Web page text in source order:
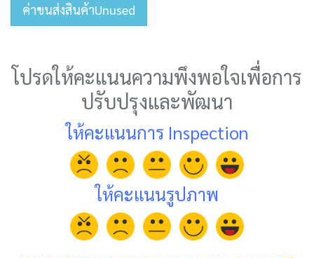
ค่าขนส่งสินค้าUnused
โปรดให้คะแนนความพึงพอใจเพื่อการ
ปรับปรุงและพัฒนา
ให้คะแนนการ Inspection
ให้คะแนนรูปภาพ